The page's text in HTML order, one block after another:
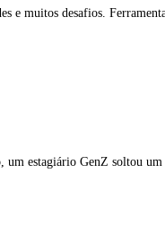
e muitos desafios.
estagiário GenZ soltou